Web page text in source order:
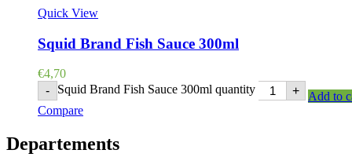
Quick View
Squid Brand Fish Sauce 300ml
€4,70
-
Squid Brand Fish Sauce 300ml quantity +
Add to
Compare
Departements